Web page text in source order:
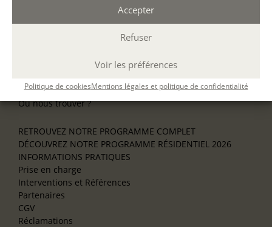
Accepter
Refuser
Voir les préférences
Politique de cookiesMentions légales et politique de confidentialité
NOS VILLES
Nos ateliers à Bordeaux
Écrire en ligne
Où nous trouver ?
RETROUVEZ NOTRE PROGRAMME COMPLET
DÉCOUVREZ NOTRE PROGRAMME RÉSIDENTIEL 2026
INFORMATIONS PRATIQUES
Prise en charge
Interventions et Références
Partenaires
CGV
Réclamations